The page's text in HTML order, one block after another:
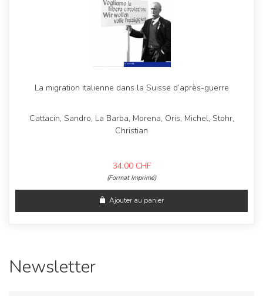
La migration italienne dans la Suisse d’après-guerre
Cattacin, Sandro, La Barba, Morena, Oris, Michel, Stohr,
Christian
34,00 CHF
(Format Imprimé)
Ajouter au panier
Newsletter